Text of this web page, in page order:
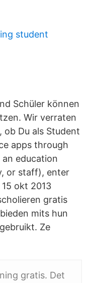
student
Schüler können
Wir verraten
ob Du als Student
apps through
education
or staff), enter
okt 2013
gratis
mits hun
Ze
gratis. Det